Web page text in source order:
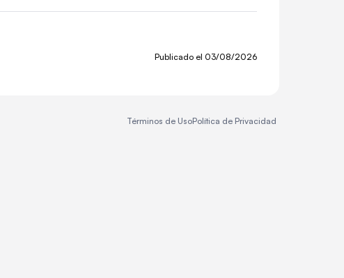
Publicado el 03/08/2026
Términos de UsoPolítica de Privacidad